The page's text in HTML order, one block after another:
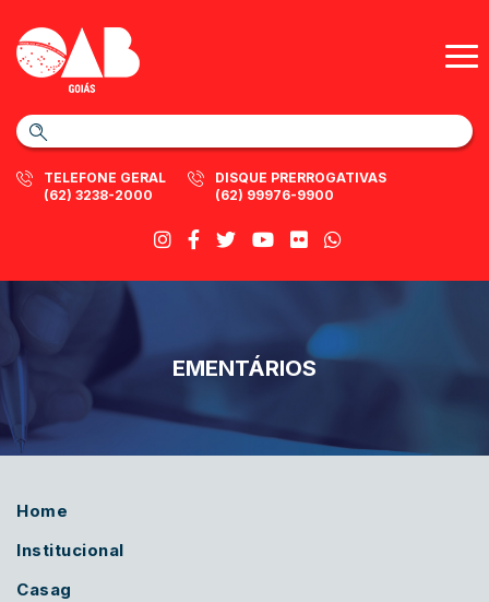
TELEFONE GERAL
(62) 3238-2000
DISQUE PRERROGATIVAS
(62) 99976-9900
EMENTÁRIOS
Home
Institucional
Casag